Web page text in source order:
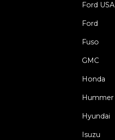
Ford USA
Ford
Fuso
GMC
Honda
Hummer
Hyundai
Isuzu